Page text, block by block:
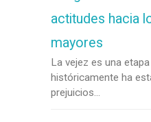
actitudes hacia
mayores
La vejez es una
históricamente ha
prejuicios...